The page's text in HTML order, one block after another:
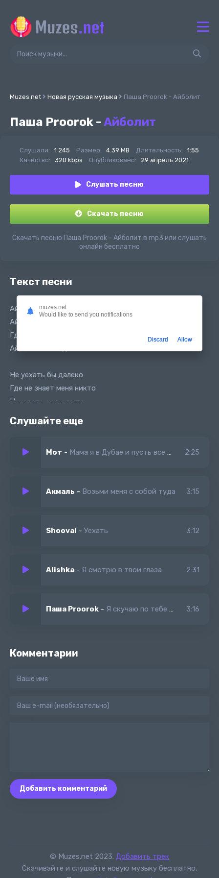
Muzes.net Новая русская музыка Паша Proorok - Айболит
Паша Proorok - Айболит
Слушали: 1 245 Размер: 4.39 MB Длительность:
1:55
Качество:
320 kbps Опубликовано: 29 апрель 2021
Слушать песню
Скачать песню
Скачать песню Паша Proorok - Айболит в mp3 или слушать
онлайн бесплатно
Текст песни
Ай яй ты моя одинокая глаза
Ай болит она одна
Где моя любимая
Ай яй ты моя одинокая глаза
Не уехать бы далеко
Где не знает меня никто
Не уехать мама туда
Пусть будет там некогда
Слушайте еще
Мот - Мама я в Дубае и пусть все об этом знают 2:25
Акмаль - Возьми меня с собой туда 3:15
Shooval - Уехать 3:12
Alishka - Я смотрю в твои глаза 2:31
Паша Proorok - Я скучаю по тебе а ты уезжаешь 3:16
Комментарии
Добавить комментарий
© Muzes.net 2023. Добавить трек
Скачивайте и слушайте новую музыку бесплатно.
muzes.net
Would like to send you notifications
Discard Allow